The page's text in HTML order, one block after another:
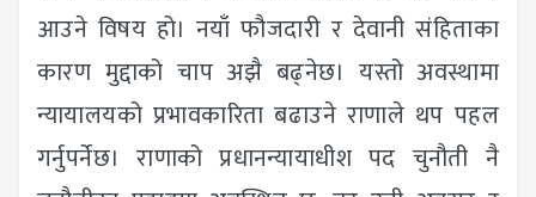
आउने विषय हो। नयाँ फौजदारी र देवानी संहिताका
कारण मुद्दाको चाप अझै बढ्नेछ। यस्तो अवस्थामा
न्यायालयको प्रभावकारिता बढाउने राणाले थप पहल
गर्नुपर्नेछ। राणाको प्रधानन्यायाधीश पद चुनौती नै